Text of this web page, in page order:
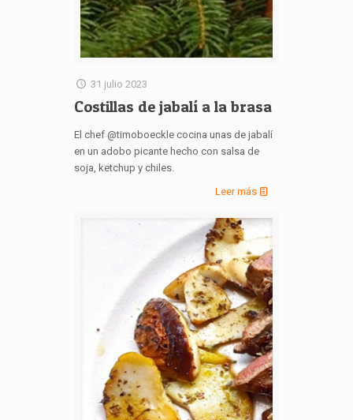
31 julio 2023
Costillas de jabalí a la brasa
El chef @timoboeckle cocina unas de jabalí
en un adobo picante hecho con salsa de
soja, ketchup y chiles.
Leer más